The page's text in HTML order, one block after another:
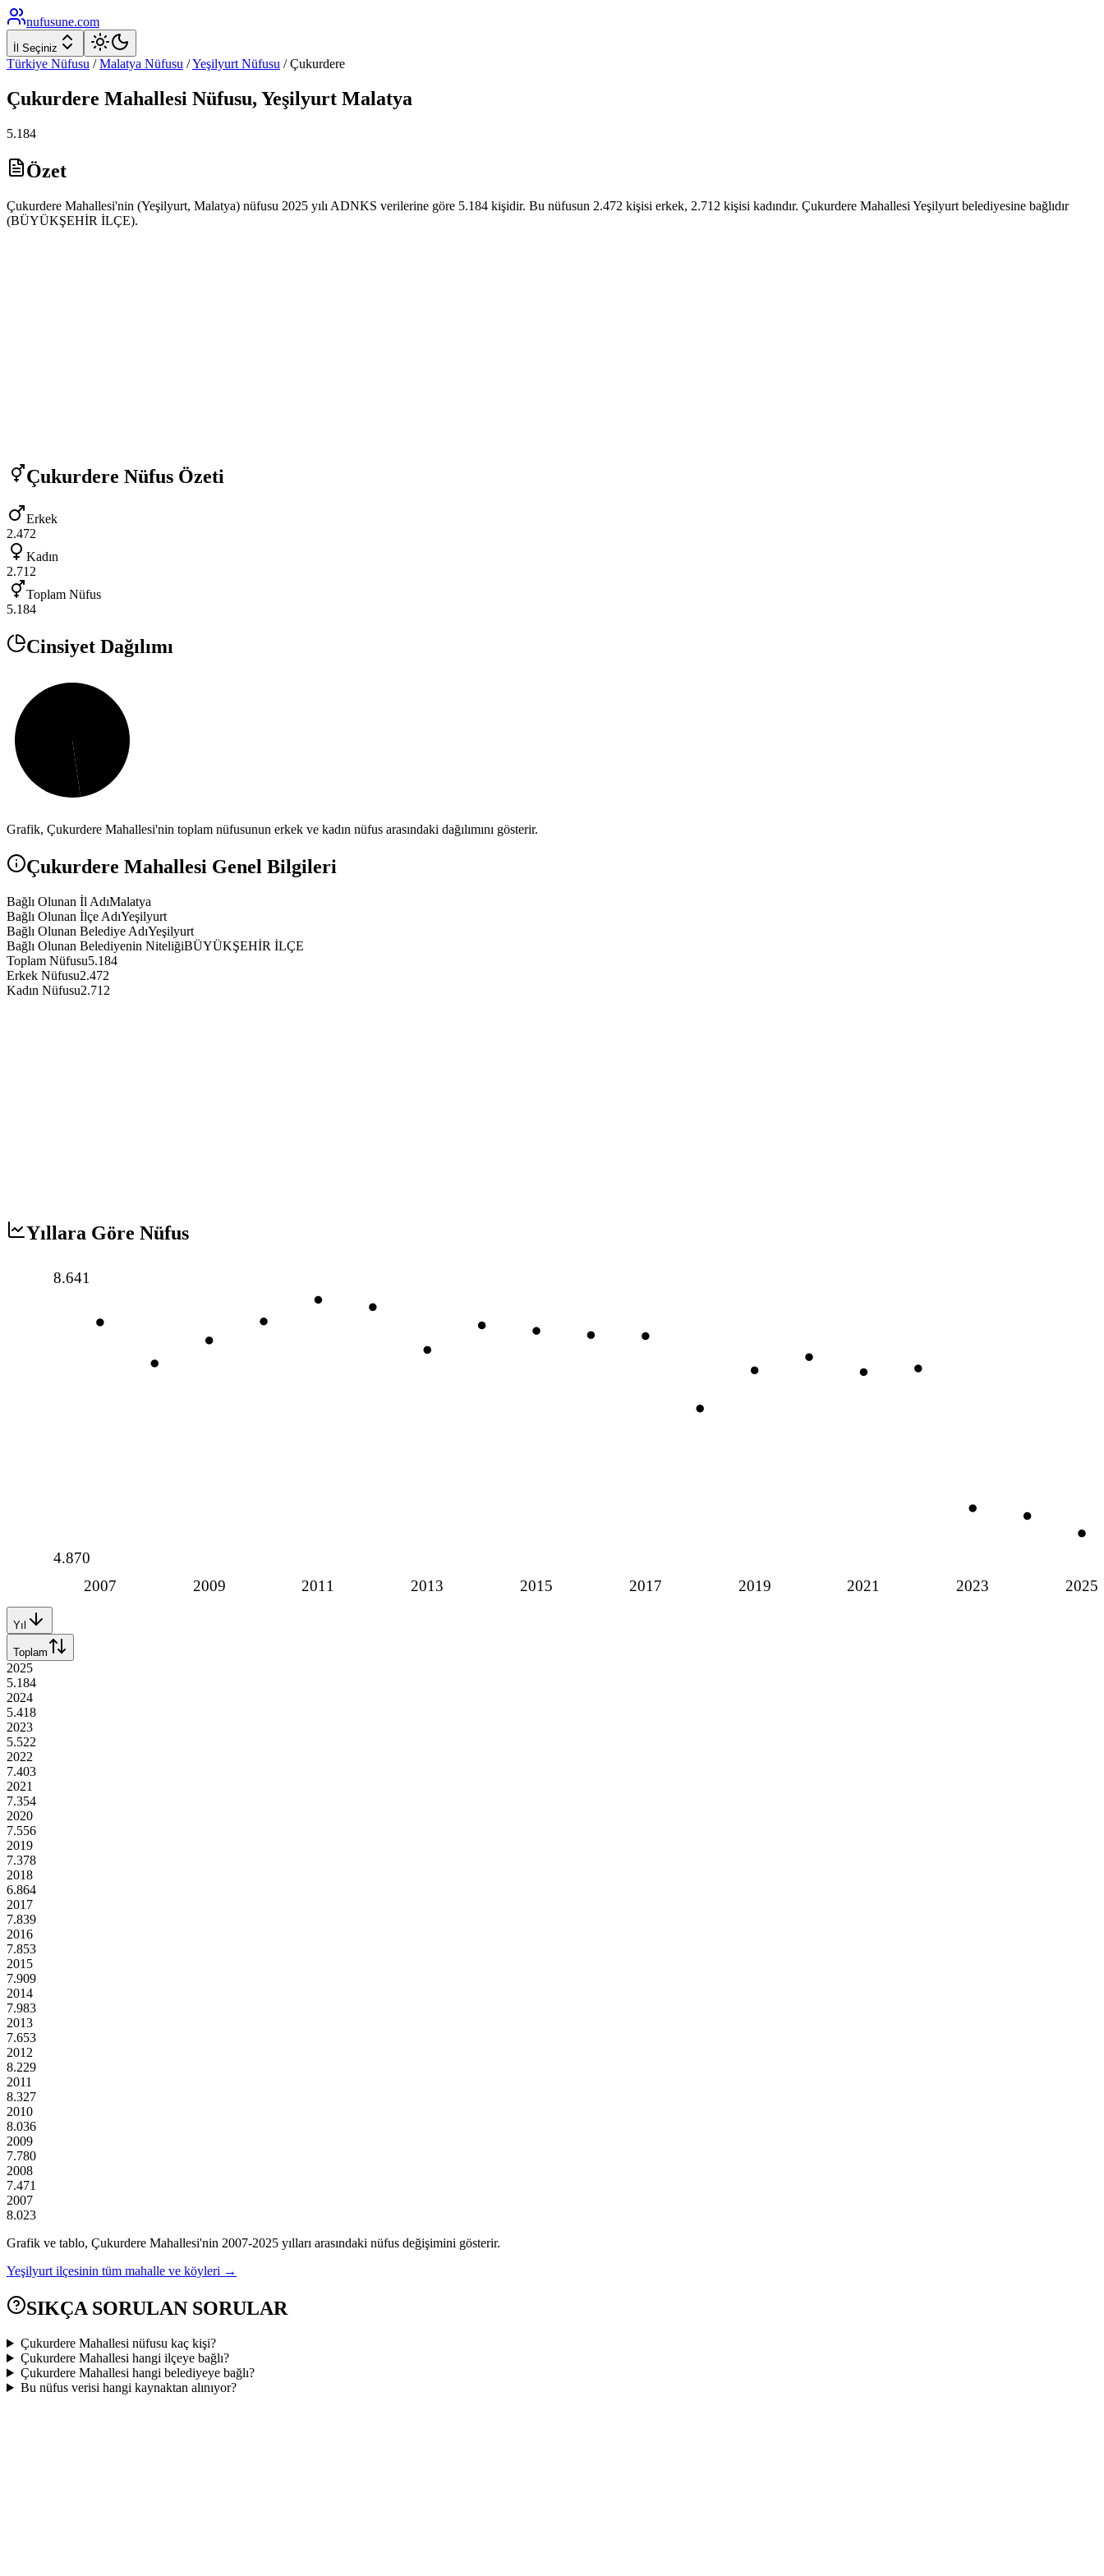
nufusune.com
İl Seçiniz
Türkiye Nüfusu / Malatya Nüfusu /Yeşilyurt Nüfusu /Çukurdere
Çukurdere Mahallesi Nüfusu, Yeşilyurt Malatya
5.184
Özet
Çukurdere Mahallesi'nin (Yeşilyurt, Malatya) nüfusu 2025 yılı ADNKS verilerine göre 5.184 kişidir. Bu nüfusun 2.472 kişisi erkek, 2.712 kişisi kadındır. Çukurdere Mahallesi Yeşilyurt belediyesine bağlıdır
(BÜYÜKŞEHİR İLÇE).
Çukurdere Nüfus Özeti
Erkek
2.472
Kadın
2.712
Toplam Nüfus
5.184
Cinsiyet Dağılımı
Grafik, Çukurdere Mahallesi'nin toplam nüfusunun erkek ve kadın nüfus arasındaki dağılımını gösterir.
Çukurdere Mahallesi Genel Bilgileri
Bağlı Olunan İl AdıMalatya
Bağlı Olunan İlçe AdıYeşilyurt
Bağlı Olunan Belediye AdıYeşilyurt
Bağlı Olunan Belediyenin NiteliğiBÜYÜKŞEHİR İLÇE
Toplam Nüfusu5.184
Erkek Nüfusu2.472
Kadın Nüfusu2.712
Yıllara Göre Nüfus
2007 2009 2011 2013 2015 2017 2019 2021 2023 2025
8.641
4.870
Yıl
Toplam
2025
5.184
2024
5.418
2023
5.522
2022
7.403
2021
7.354
2020
7.556
2019
7.378
2018
6.864
2017
7.839
2016
7.853
2015
7.909
2014
7.983
2013
7.653
2012
8.229
2011
8.327
2010
8.036
2009
7.780
2008
7.471
2007
8.023
Grafik ve tablo, Çukurdere Mahallesi'nin 2007-2025 yılları arasındaki nüfus değişimini gösterir.
Yeşilyurt ilçesinin tüm mahalle ve köyleri →
SIKÇA SORULAN SORULAR
Çukurdere Mahallesi nüfusu kaç kişi?
Çukurdere Mahallesi hangi ilçeye bağlı?
Çukurdere Mahallesi hangi belediyeye bağlı?
Bu nüfus verisi hangi kaynaktan alınıyor?